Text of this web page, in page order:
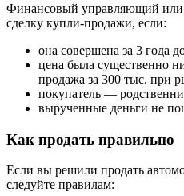
Финансовый управляющий или
сделку купли-продажи, если:
она совершена за 3 года
цена была существенно
продажа за 300 тыс. при
покупатель —
вырученные деньги не
Как продать правильно
Если вы решили продать
следуйте правилам: